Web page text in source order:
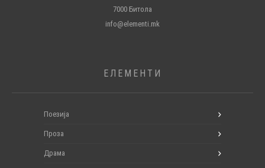
7000 Битола
info@elementi.mk
ЕЛЕМЕНТИ
Поезија
Проза
Драма